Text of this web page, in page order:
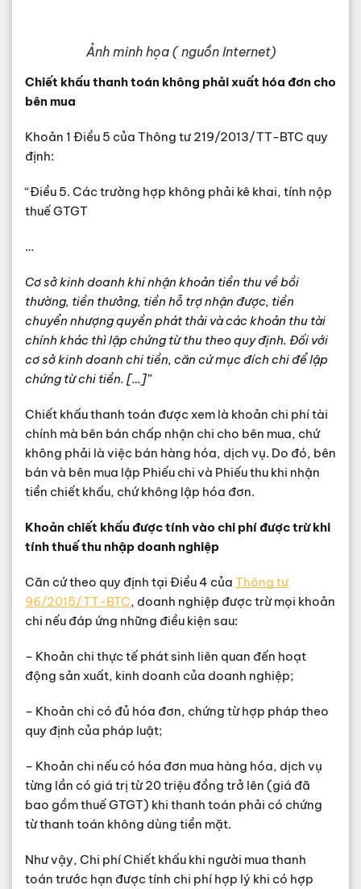
Ảnh minh họa ( nguồn Internet)
Chiết khấu thanh toán không phải xuất hóa đơn cho
bên mua
Khoản 1 Điều 5 của Thông tư 219/2013/TT-BTC quy
định:
“Điều 5. Các trường hợp không phải kê khai, tính nộp
thuế GTGT
…
Cơ sở kinh doanh khi nhận khoản tiền thu về bồi
thường, tiền thưởng, tiền hỗ trợ nhận được, tiền
chuyển nhượng quyền phát thải và các khoản thu tài
chính khác thì lập chứng từ thu theo quy định. Đối với
cơ sở kinh doanh chi tiền, căn cứ mục đích chi để lập
chứng từ chi tiền. […]”
Chiết khấu thanh toán được xem là khoản chi phí tài
chính mà bên bán chấp nhận chi cho bên mua, chứ
không phải là việc bán hàng hóa, dịch vụ. Do đó, bên
bán và bên mua lập Phiếu chi và Phiếu thu khi nhận
tiền chiết khấu, chứ không lập hóa đơn.
Khoản chiết khấu được tính vào chi phí được trừ khi
tính thuế thu nhập doanh nghiệp
Căn cứ theo quy định tại Điều 4 của Thông tư
96/2015/TT-BTC, doanh nghiệp được trừ mọi khoản
chi nếu đáp ứng những điều kiện sau:
– Khoản chi thực tế phát sinh liên quan đến hoạt
động sản xuất, kinh doanh của doanh nghiệp;
– Khoản chi có đủ hóa đơn, chứng từ hợp pháp theo
quy định của pháp luật;
– Khoản chi nếu có hóa đơn mua hàng hóa, dịch vụ
từng lần có giá trị từ 20 triệu đồng trở lên (giá đã
bao gồm thuế GTGT) khi thanh toán phải có chứng
từ thanh toán không dùng tiền mặt.
Như vậy, Chi phí Chiết khấu khi người mua thanh
toán trước hạn được tính chi phí hợp lý khi có hợp